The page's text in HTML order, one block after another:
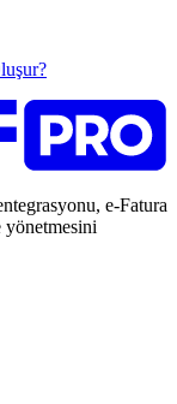
e-Fatura
yönetmesini